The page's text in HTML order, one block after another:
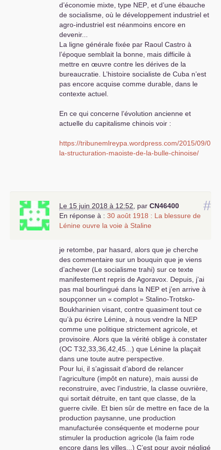
d’économie mixte, type NEP , et d’une ébauche
de socialisme, où le développement industriel et
agro-industriel est néanmoins encore en
devenir...
La ligne générale fixée par Raoul Castro à
l’époque semblait la bonne, mais difficile à
mettre en œuvre contre les dérives de la
bureaucratie. L’histoire socialiste de Cuba n’est
pas encore acquise comme durable, dans le
contexte actuel.
En ce qui concerne l’évolution ancienne et
actuelle du capitalisme chinois voir :
https://tribunemlreypa.wordpress.com/2015/09/01/
la-structuration-maoiste-de-la-bulle-chinoise/
#
Le 15 juin 2018 à 12:52 par CN46400
En réponse à : 30 août 1918 : La blessure de
Lénine ouvre la voie à Staline
je retombe, par hasard, alors que je cherche
des commentaire sur un bouquin que je viens
d’achever (Le socialisme trahi) sur ce texte
manifestement repris de Agoravox. Depuis, j’ai
pas mal bourlingué dans la NEP et j’en arrive à
soupçonner un « complot» Stalino-Trotsko-
Boukharinien visant, contre quasiment tout ce
qu’à pu écrire Lénine, à nous vendre la NEP
comme une politique strictement agricole, et
provisoire. Alors que la vérité oblige à constater
(OC T32,33,36,42,45...) que Lénine la plaçait
dans une toute autre perspective.
Pour lui, il s’agissait d’abord de relancer
l’agriculture (impôt en nature), mais aussi de
reconstruire, avec l’industrie, la classe ouvrière,
qui sortait détruite, en tant que classe, de la
guerre civile. Et bien sûr de mettre en face de la
production paysanne, une production
manufacturée conséquente et moderne pour
stimuler la production agricole (la faim rode
encore dans les villes...) C’est pour avoir négligé